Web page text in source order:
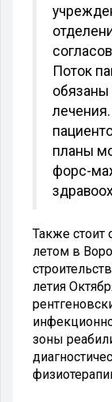
Поток
обязаны
планы
форс-
Также стоит
летом в
летия
зоны